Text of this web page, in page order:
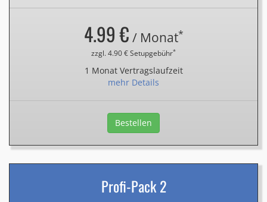
4.99 € / Monat*
zzgl. 4.90 € Setupgebühr*
1 Monat Vertragslaufzeit
mehr Details
Bestellen
Profi-Pack 2